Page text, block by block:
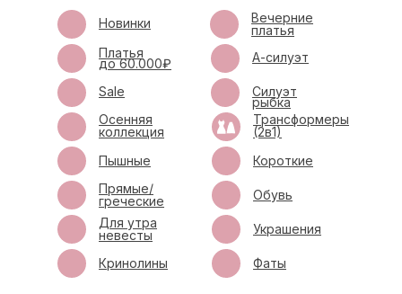
Осенняя
коллекция
Вечерние
платья
Силуэт
рыбка
Новинки
Платья
до 60.000₽ А-силуэт
Пышные
Прямые/
греческие
Трансформеры
(2в1)
Короткие
Обувь
Для утра
невесты
Кринолины
Украшения
Фаты
Sale